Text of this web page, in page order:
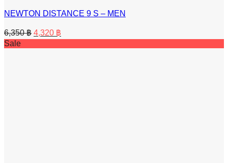
NEWTON DISTANCE 9 S – MEN
6,350฿ Original
price
was:
4,320 ฿
price
is:
Sale